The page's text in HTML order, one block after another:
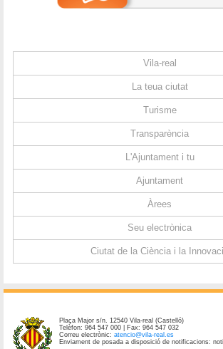
Vila-real
La teua ciutat
Turisme
Transparència
L'Ajuntament i tu
Ajuntament
Àrees
Seu electrònica
Ciutat de la Ciència i la
Plaça Major s/n. 12540 Vila-real (Castelló)
Telèfon: 964 547 000 | Fax: 964 547 032
Correu electrònic:atencio@vila-real.es
Enviament de posada a disposició de notificacions: